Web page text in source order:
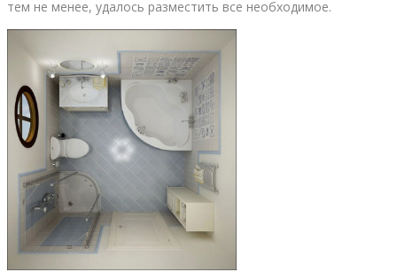
тем не менее, удалось разместить все необходимое.